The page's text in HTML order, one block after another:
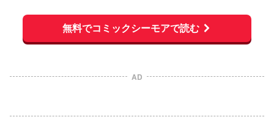
無料でコミックシーモアで読む
AD